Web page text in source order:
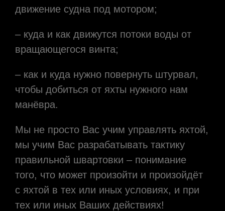
движение судна под мотором;
– куда и как движутся потоки воды от
вращающегося винта;
– как и куда нужно повернуть штурвал,
чтобы добиться от яхты нужного нам
манёвра.
Мы не просто Вас учим управлять яхтой,
мы учим Вас разрабатывать тактику
правильной швартовки – понимание
того, что может произойти и произойдёт
с яхтой в тех или иных условиях, и при
тех или иных Ваших действиях!